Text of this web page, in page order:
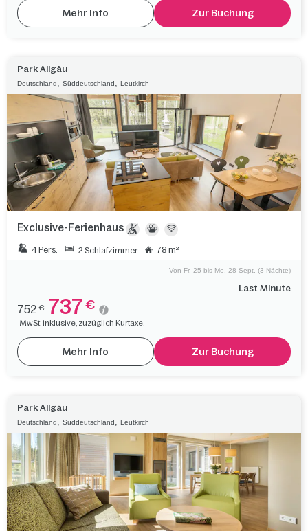
Mehr Info Zur Buchung
Park Allgäu
Deutschland Süddeutschland Leutkirch
Exclusive-Ferienhaus
4 Pers. 2 Schlafzimmer 78 m²
Last Minute
Von Fr. 25 bis Mo. 28 Sept. (3 Nächte)
752 € 737 €
MwSt. inklusive, zuzüglich Kurtaxe.
Mehr Info Zur Buchung
Park Allgäu
Deutschland Süddeutschland Leutkirch